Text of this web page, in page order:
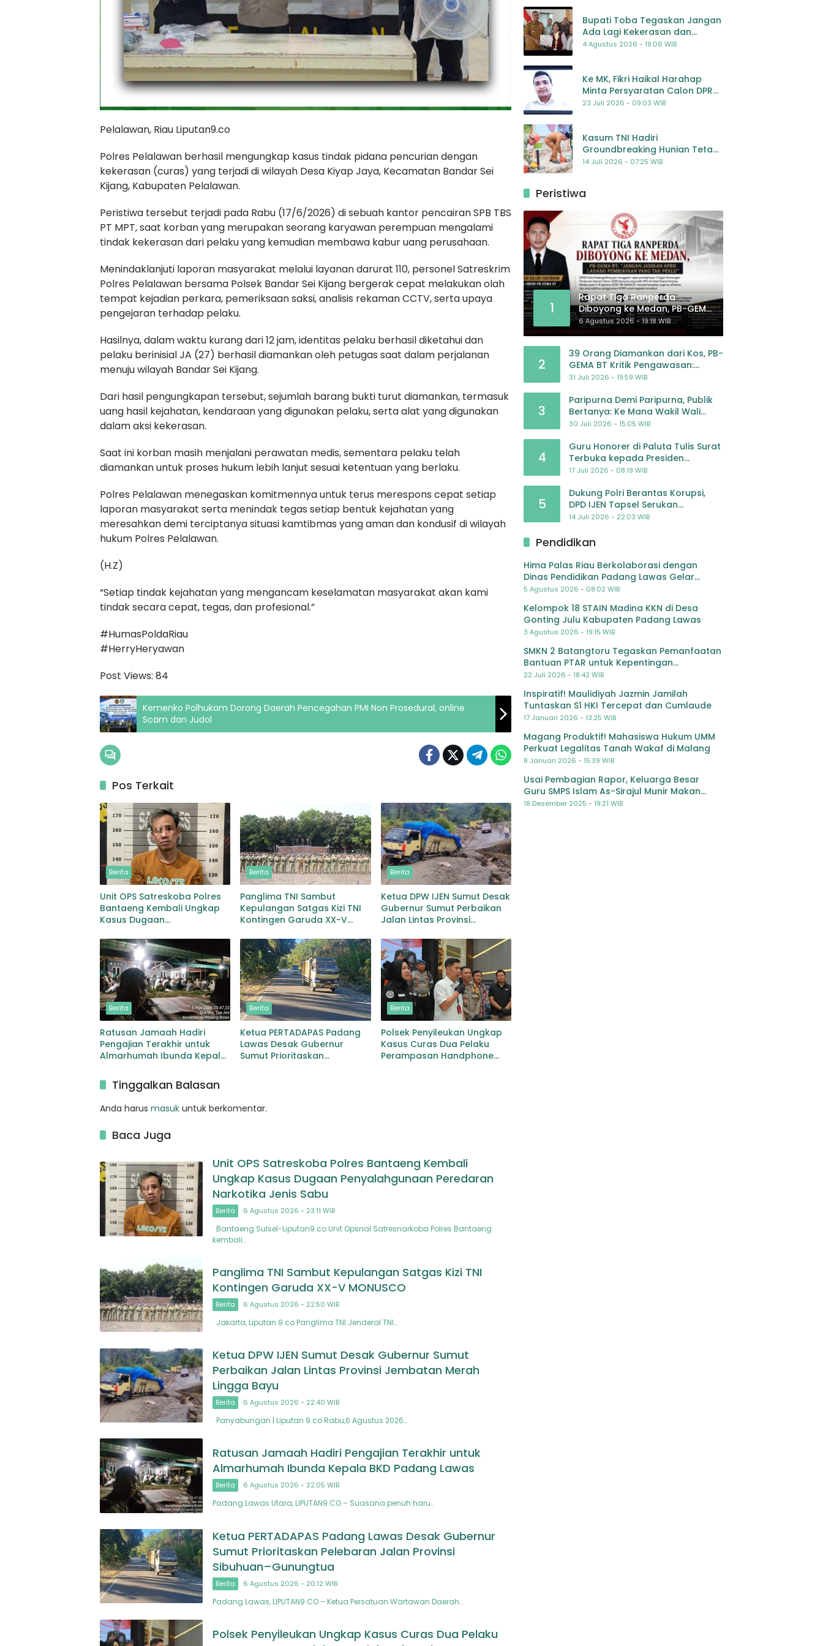
Pelalawan, Riau Liputan9.co
Polres Pelalawan berhasil mengungkap kasus tindak pidana pencurian dengan
kekerasan (curas) yang terjadi di wilayah Desa Kiyap Jaya, Kecamatan Bandar Sei
Kijang, Kabupaten Pelalawan.
Peristiwa tersebut terjadi pada Rabu (17/6/2026) di sebuah kantor pencairan SPB TBS
PT MPT, saat korban yang merupakan seorang karyawan perempuan mengalami
tindak kekerasan dari pelaku yang kemudian membawa kabur uang perusahaan.
Menindaklanjuti laporan masyarakat melalui layanan darurat 110, personel Satreskrim
Polres Pelalawan bersama Polsek Bandar Sei Kijang bergerak cepat melakukan olah
tempat kejadian perkara, pemeriksaan saksi, analisis rekaman CCTV, serta upaya
pengejaran terhadap pelaku.
Hasilnya, dalam waktu kurang dari 12 jam, identitas pelaku berhasil diketahui dan
pelaku berinisial JA (27) berhasil diamankan oleh petugas saat dalam perjalanan
menuju wilayah Bandar Sei Kijang.
Dari hasil pengungkapan tersebut, sejumlah barang bukti turut diamankan, termasuk
uang hasil kejahatan, kendaraan yang digunakan pelaku, serta alat yang digunakan
dalam aksi kekerasan.
Saat ini korban masih menjalani perawatan medis, sementara pelaku telah
diamankan untuk proses hukum lebih lanjut sesuai ketentuan yang berlaku.
Polres Pelalawan menegaskan komitmennya untuk terus merespons cepat setiap
laporan masyarakat serta menindak tegas setiap bentuk kejahatan yang
meresahkan demi terciptanya situasi kamtibmas yang aman dan kondusif di wilayah
hukum Polres Pelalawan.
(H.Z)
“Setiap tindak kejahatan yang mengancam keselamatan masyarakat akan kami
tindak secara cepat, tegas, dan profesional.”
#HumasPoldaRiau
#HerryHeryawan
Post Views: 84
Kemenko Polhukam Dorong Daerah Pencegahan PMI Non Prosedural, online
Scam dan Judol
Pos Terkait
Berita
Unit OPS Satreskoba Polres
Bantaeng Kembali Ungkap
Kasus Dugaan
Narkotika Jenis Sabu
Berita
Panglima TNI Sambut
Kepulangan Satgas Kizi TNI
Kontingen Garuda XX-V
Berita
Ketua DPW IJEN Sumut Desak
Gubernur Sumut Perbaikan
Jalan Lintas Provinsi
Bayu
Berita
Ratusan Jamaah Hadiri
Pengajian Terakhir untuk
Almarhumah Ibunda Kepala
Berita
Ketua PERTADAPAS Padang
Lawas Desak Gubernur
Sumut Prioritaskan
Berita
Polsek Penyileukan Ungkap
Kasus Curas Dua Pelaku
Perampasan Handphone
Tinggalkan Balasan
Anda harus masuk untuk berkomentar.
Baca Juga
Unit OPS Satreskoba Polres Bantaeng Kembali
Ungkap Kasus Dugaan Penyalahgunaan Peredaran
Narkotika Jenis Sabu
Berita 6 Agustus 2026 - 23:11 WIB
Bantaeng.Sulsel-Liputan9.co Unit Opsnal Satresnarkoba Polres Bantaeng
kembali…
Panglima TNI Sambut Kepulangan Satgas Kizi TNI
Kontingen Garuda XX-V MONUSCO
Berita 6 Agustus 2026 - 22:50 WIB
Jakarta, Liputan 9.co Panglima TNI Jenderal TNI…
Ketua DPW IJEN Sumut Desak Gubernur Sumut
Perbaikan Jalan Lintas Provinsi Jembatan Merah
Lingga Bayu
Berita 6 Agustus 2026 - 22:40 WIB
Panyabungan | Liputan 9.co Rabu,6 Agustus 2026…
Ratusan Jamaah Hadiri Pengajian Terakhir untuk
Almarhumah Ibunda Kepala BKD Padang Lawas
Berita 6 Agustus 2026 - 22:05 WIB
Padang Lawas Utara, LIPUTAN9.CO – Suasana penuh haru…
Ketua PERTADAPAS Padang Lawas Desak Gubernur
Sumut Prioritaskan Pelebaran Jalan Provinsi
Sibuhuan–Gunungtua
Berita 6 Agustus 2026 - 20:12 WIB
Padang Lawas, LIPUTAN9.CO – Ketua Persatuan Wartawan Daerah…
Polsek Penyileukan Ungkap Kasus Curas Dua Pelaku
Bupati Toba Tegaskan Jangan
Ada Lagi Kekerasan dan
Bullying Terhadap Anak,
4 Agustus 2026 - 19:06 WIB
Ke MK, Fikri Haikal Harahap
Minta Persyaratan Calon DPR
Dilengkapi Penilaian
23 Juli 2026 - 09:03 WIB
Kasum TNI Hadiri
Groundbreaking Hunian Tetap
Pascabencana di
14 Juli 2026 - 07:25 WIB
Peristiwa
1
Rapat Tiga Ranperda
Diboyong ke Medan, PB-GEMA
BT: Jangan Jadikan APBD
Ladang Pembiayaan yang
6 Agustus 2026 - 19:18 WIB
2
39 Orang Diamankan dari Kos, PB-
GEMA BT Kritik Pengawasan:
Jangan Tunggu Masyarakat
31 Juli 2026 - 19:59 WIB
3
Paripurna Demi Paripurna, Publik
Bertanya: Ke Mana Wakil Wali
Kota Padangsidimpuan?
30 Juli 2026 - 15:05 WIB
4
Guru Honorer di Paluta Tulis Surat
Terbuka kepada Presiden
Prabowo, Mohon Keadilan atas
17 Juli 2026 - 08:19 WIB
5
Dukung Polri Berantas Korupsi,
DPD IJEN Tapsel Serukan
Pengawalan Kasus Mantan
14 Juli 2026 - 22:03 WIB
Pendidikan
Hima Palas Riau Berkolaborasi dengan
Dinas Pendidikan Padang Lawas Gelar
Pelatihan OSIS SMP se-Kabupaten Padang
5 Agustus 2026 - 08:02 WIB
Kelompok 18 STAIN Madina KKN di Desa
Gonting Julu Kabupaten Padang Lawas
3 Agustus 2026 - 19:15 WIB
SMKN 2 Batangtoru Tegaskan Pemanfaatan
Bantuan PTAR untuk Kepentingan
Pendidikan
22 Juli 2026 - 18:42 WIB
Inspiratif! Maulidiyah Jazmin Jamilah
Tuntaskan S1 HKI Tercepat dan Cumlaude
17 Januari 2026 - 13:25 WIB
Magang Produktif! Mahasiswa Hukum UMM
Perkuat Legalitas Tanah Wakaf di Malang
8 Januari 2026 - 15:39 WIB
Usai Pembagian Rapor, Keluarga Besar
Guru SMPS Islam As-Sirajul Munir Makan
Bersama Sambut Libur Awal Semester
18 Desember 2025 - 19:21 WIB